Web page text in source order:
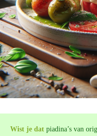
Wist je dat piadina’s van